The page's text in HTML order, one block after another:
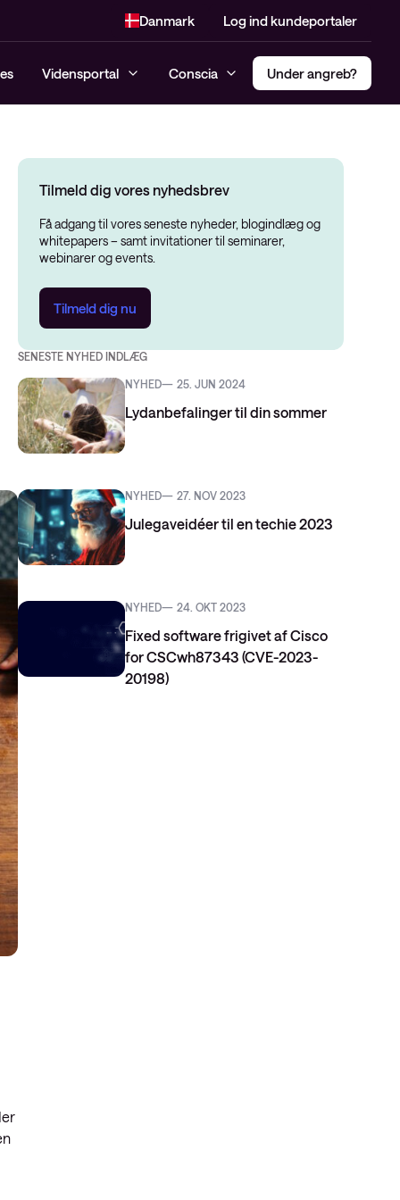
Danmark Log ind kundeportaler
Managed SIEM og MDR
Dark Web monitoring
Threat Alert
Managed Detection and
Response (MDR)
Penetrationtest
Cybersikkerhedsanalyse
NIS2
Modenhedsanalyse
CIS-kontroller Assessment
(MFA)
Secure Access Service Edge –
SASE
Privileged Access Management
(PAM)
Vidensportal Conscia Under angreb?
Tilmeld dig vores nyhedsbrev
Få adgang til vores seneste nyheder, blogindlæg og
whitepapers – samt invitationer til seminarer,
webinarer og events.
Tilmeld dig nu
SENESTE NYHED INDLÆG
NYHED 25. JUN 2024
Lydanbefalinger til din sommer
NYHED 27. NOV 2023
Julegaveidéer til en techie 2023
NYHED 24. OKT 2023
Fixed software frigivet af Cisco
for CSCwh87343 (CVE-2023-
20198)